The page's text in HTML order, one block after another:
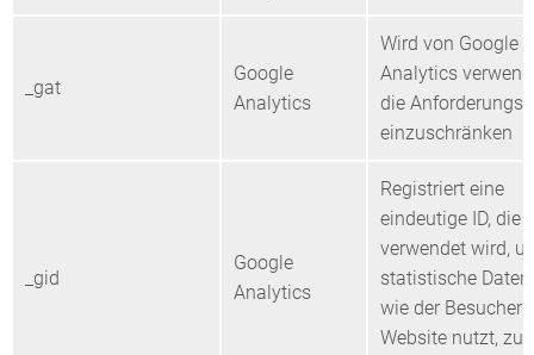
_gat
Google
Analytics
Wird von Google
Analytics
die
einzuschränken
_gid
Google
Analytics
Registriert eine
eindeutige ID, die
verwendet wird,
statistische Daten
wie der Besucher
Website nutzt, zu